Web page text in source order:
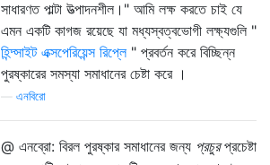
সাধারণত পাল্টা উত্পাদনশীল।" আমি লক্ষ করতে চাই যে
এমন একটি কাগজ রয়েছে যা মধ্যস্বত্বভোগী লক্ষ্যগুলি "
হিন্দ্সাইট এক্সপেরিয়েন্স রিপ্লে" প্রবর্তন করে বিচ্ছিন্ন
পুরষ্কারের সমস্যা সমাধানের চেষ্টা করে ।
এনবিরো
@ এনব্রো: বিরল পুরষ্কার সমাধানের জন্য প্রচুরপ্রচেষ্টা